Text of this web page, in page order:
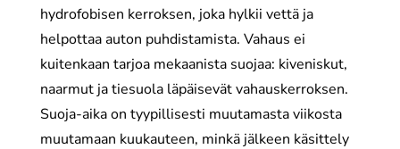
hydrofobisen kerroksen, joka hylkii vettä ja
helpottaa auton puhdistamista. Vahaus ei
kuitenkaan tarjoa mekaanista suojaa: kiveniskut,
naarmut ja tiesuola läpäisevät vahauskerroksen.
Suoja-aika on tyypillisesti muutamasta viikosta
muutamaan kuukauteen, minkä jälkeen käsittely